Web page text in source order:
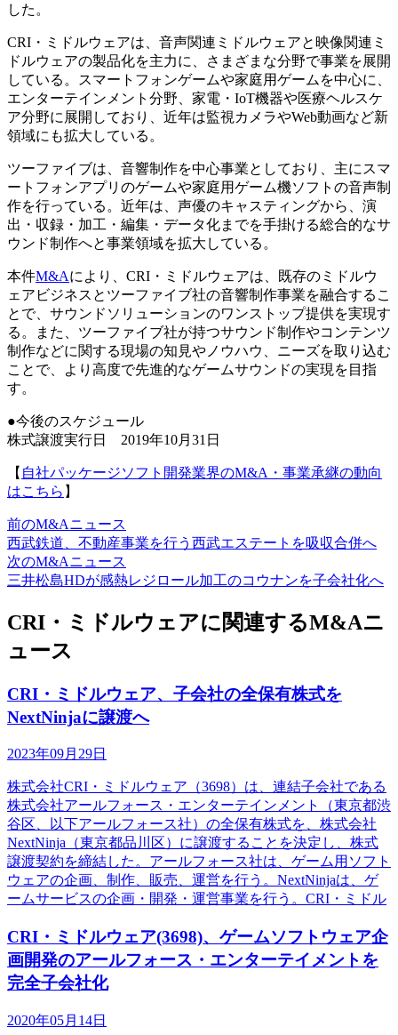
した。
CRI・ミドルウェアは、音声関連ミドルウェアと映像関連ミ
ドルウェアの製品化を主力に、さまざまな分野で事業を展開
している。スマートフォンゲームや家庭用ゲームを中心に、
エンターテインメント分野、家電・IoT機器や医療ヘルスケ
ア分野に展開しており、近年は監視カメラやWeb動画など新
領域にも拡大している。
ツーファイブは、音響制作を中心事業としており、主にスマ
ートフォンアプリのゲームや家庭用ゲーム機ソフトの音声制
作を行っている。近年は、声優のキャスティングから、演
出・収録・加工・編集・データ化までを手掛ける総合的なサ
ウンド制作へと事業領域を拡大している。
本件M&Aにより、CRI・ミドルウェアは、既存のミドルウ
ェアビジネスとツーファイブ社の音響制作事業を融合するこ
とで、サウンドソリューションのワンストップ提供を実現す
る。また、ツーファイブ社が持つサウンド制作やコンテンツ
制作などに関する現場の知見やノウハウ、ニーズを取り込む
ことで、より高度で先進的なゲームサウンドの実現を目指
す。
●今後のスケジュール
株式譲渡実行日 2019年10月31日
【 自社パッケージソフト開発業界のM&A・事業承継の動向
はこちら 】
前のM&Aニュース
西武鉄道、不動産事業を行う西武エステートを吸収合併へ
次のM&Aニュース
三井松島HDが感熱レジロール加工のコウナンを子会社化へ
CRI・ミドルウェアに関連するM&Aニ
ュース
CRI・ミドルウェア、子会社の全保有株式を
NextNinjaに譲渡へ
2023年09月29日
株式会社CRI・ミドルウェア（3698）は、連結子会社である
株式会社アールフォース・エンターテインメント（東京都渋
谷区、以下アールフォース社）の全保有株式を、株式会社
NextNinja（東京都品川区）に譲渡することを決定し、株式
譲渡契約を締結した。アールフォース社は、ゲーム用ソフト
ウェアの企画、制作、販売、運営を行う。NextNinjaは、ゲ
ームサービスの企画・開発・運営事業を行う。CRI・ミドル
CRI・ミドルウェア(3698)、ゲームソフトウェア企
画開発のアールフォース・エンターテイメントを
完全子会社化
2020年05月14日